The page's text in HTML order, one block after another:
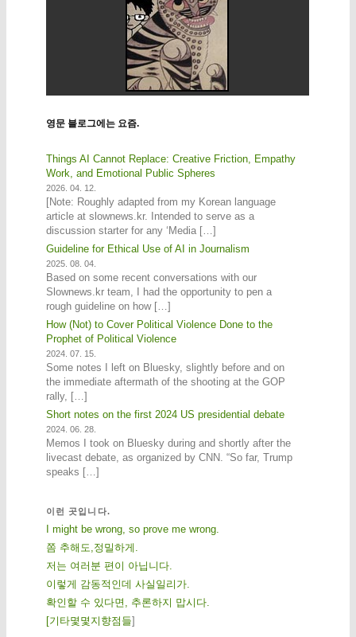
영문 블로그에는 요즘.
Things AI Cannot Replace: Creative Friction, Empathy
Work, and Emotional Public Spheres
2026. 04. 12.
[Note: Roughly adapted from my Korean language
article at slownews.kr. Intended to serve as a
discussion starter for any ‘Media […]
Guideline for Ethical Use of AI in Journalism
2025. 08. 04.
Based on some recent conversations with our
Slownews.kr team, I had the opportunity to pen a
rough guideline on how […]
How (Not) to Cover Political Violence Done to the
Prophet of Political Violence
2024. 07. 15.
Some notes I left on Bluesky, slightly before and on
the immediate aftermath of the shooting at the GOP
rally, […]
Short notes on the first 2024 US presidential debate
2024. 06. 28.
Memos I took on Bluesky during and shortly after the
livecast debate, as organized by CNN. “So far, Trump
speaks […]
이런 곳입니다.
I might be wrong, so prove me wrong.
쫌 추해도,정밀하게.
저는 여러분 편이 아닙니다.
이렇게 감동적인데 사실일리가.
확인할 수 있다면, 추론하지 맙시다.
[기 타몇 몇 지 향점 들]